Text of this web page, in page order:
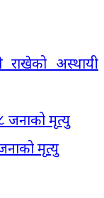
अस्थायी
मृत्यु